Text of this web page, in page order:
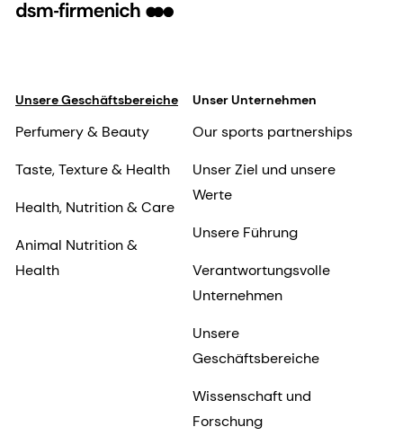
Unsere Geschäftsbereiche
Perfumery & Beauty
Taste, Texture & Health
Health, Nutrition & Care
Animal Nutrition &
Health
Unser Unternehmen
Our sports partnerships
Unser Ziel und unsere
Werte
Unsere Führung
Verantwortungsvolle
Unternehmen
Unsere
Geschäftsbereiche
Wissenschaft und
Forschung